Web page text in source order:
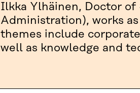
Ilkka Ylhäinen, Doctor of
Administration), works
themes include
well as knowledge and